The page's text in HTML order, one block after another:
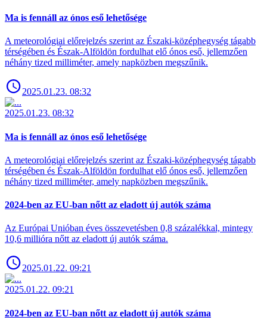
Ma is fennáll az ónos eső lehetősége
A meteorológiai előrejelzés szerint az Északi-középhegység tágabb
térségében és Észak-Alföldön fordulhat elő ónos eső, jellemzően
néhány tized milliméter, amely napközben megszűnik.
2025.01.23. 08:32
2025.01.23. 08:32
Ma is fennáll az ónos eső lehetősége
A meteorológiai előrejelzés szerint az Északi-középhegység tágabb
térségében és Észak-Alföldön fordulhat elő ónos eső, jellemzően
néhány tized milliméter, amely napközben megszűnik.
2024-ben az EU-ban nőtt az eladott új autók száma
Az Európai Unióban éves összevetésben 0,8 százalékkal, mintegy
10,6 millióra nőtt az eladott új autók száma.
2025.01.22. 09:21
2025.01.22. 09:21
2024-ben az EU-ban nőtt az eladott új autók száma